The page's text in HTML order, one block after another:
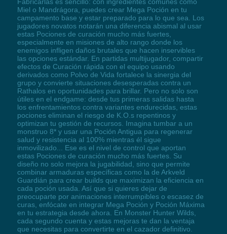
Fabricarlas es sencillo: con ingredientes comunes como
Miel o Mandrágora, puedes crear Mega Poción en tu
campamento base y estar preparado para lo que sea. Los
jugadores novatos notarán una diferencia abismal al usar
estas Pociones de curación mucho más fuertes,
especialmente en misiones de alto rango donde los
enemigos infligen daños brutales que hacen inservibles
las opciones estándar. En partidas multijugador, compartir
efectos de Curación rápida con el equipo usando
derivados como Polvo de Vida fortalece la sinergia del
grupo y convierte situaciones desesperadas contra un
Rathalos en oportunidades para brillar. Pero no solo son
útiles en el endgame: desde tus primeras salidas hasta
los enfrentamientos contra variantes endurecidas, estas
pociones eliminan el riesgo de K.O.s repentinos y
optimizan tu gestión de recursos. Imagina tumbar a un
monstruo 8* y usar una Poción Antigua para regenerar
salud y resistencia al 100% mientras él sigue
inmovilizado... Ese es el nivel de control que aportan
estas Pociones de curación mucho más fuertes. Su
diseño no solo mejora la jugabilidad, sino que permite
combinar armaduras específicas como la de Arkveld
Guardián para crear builds que maximizan la eficiencia en
cada poción usada. Así que si quieres dejar de
preocuparte por animaciones interrumpibles o escasez de
curas, enfócate en integrar Mega Poción y Poción Máxima
en tu estrategia desde ahora. En Monster Hunter Wilds,
cada segundo cuenta y estas mejoras te dan la ventaja
que necesitas para convertirte en el cazador definitivo.